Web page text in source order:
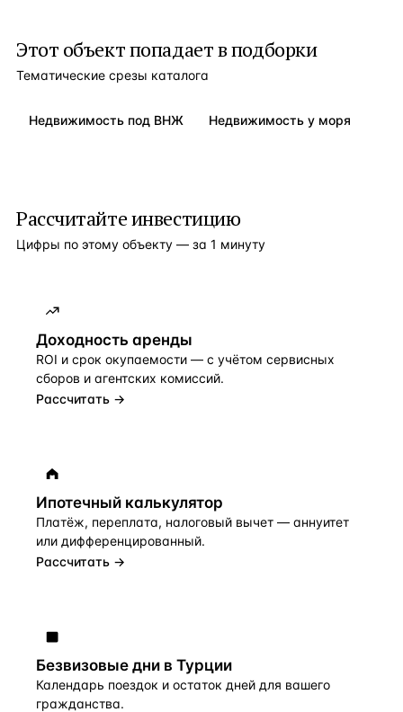
Этот объект попадает в подборки
Тематические срезы каталога
Недвижимость под ВНЖ Недвижимость у моря
Рассчитайте инвестицию
Цифры по этому объекту — за 1 минуту
Доходность аренды
ROI и срок окупаемости — с учётом сервисных
сборов и агентских комиссий.
Рассчитать →
Ипотечный калькулятор
Платёж, переплата, налоговый вычет — аннуитет
или дифференцированный.
Рассчитать →
Безвизовые дни в Турции
Календарь поездок и остаток дней для вашего
гражданства.